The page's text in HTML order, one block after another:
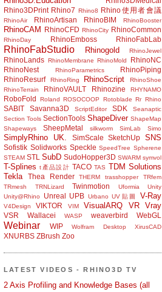
Rhino3DPrint Rhino7 Rhino8 Rhino使用者會議
RhinoAir RhinoArtisan RhinoBIM RhinoBooster
RhinoCAM RhinoCFD RhinoCity RhinoCommon
RhinoDay RhinoEmboss RhinoFabLab
RhinoFabStudio Rhinogold RhinoJewel
RhinoLands RhinoMembrane RhinoMold
RhinoNC
RhinoNest
RhinoParametrics
RhinoPiping
RhinoResurf
RhinoRing RhinoScript
RhinoShoe
RhinoTerrain
RhinoVAULT Rhinozine RHYNAMO
RoboFold Roland ROSOCOOP Rotoblade Rr Rhino
SABIT Savanna3D ScriptEditor SDK
Seanaptic
Section Tools SectionTools ShapeDiver ShapeMap
Shapeways
SheepMetal silkworm SimLab Simo
SimplyRhino UK. SimScale SketchUp SNS
Sofistik Solidworks Speckle SpeedTree Spherene
STEAM STL SubD SudoHopper3D SWARM symvol
T-Splines t產品設計 TACO TAS TDM Solutions
Tekla
Thea Render THERM trasshopper
TRfem
TRmesh
TRNLizard Twinmotion Uformia
Unity
Unity@Rhino
Unreal UPB Urbano UV貼圖 V-Ray
V4Design VIKTOR VIM VisualARQ VR Vray
VSR Wallacei WASP weaverbird WebGL
Webinar WIP Wolfram Desktop XirusCAD
XNURBS ZBrush Zoo
LATEST VIDEOS - RHINO3D TV
2 Axis Profiling and Knowledge Bases (all